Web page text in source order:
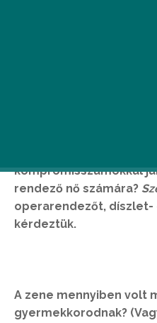
kompromisszumokkal
rendező nő számára?
operarendezőt,
kérdeztük.
A zene mennyiben volt
gyermekkorodnak?